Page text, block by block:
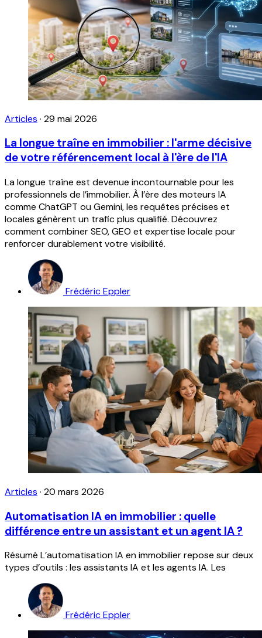
Articles · 29 mai 2026
La longue traîne en immobilier : l'arme décisive
de votre référencement local à l'ère de l'IA
La longue traîne est devenue incontournable pour les
professionnels de l’immobilier. À l’ère des moteurs IA
comme ChatGPT ou Gemini, les requêtes précises et
locales génèrent un trafic plus qualifié. Découvrez
comment combiner SEO, GEO et expertise locale pour
renforcer durablement votre visibilité.
Frédéric Eppler
Articles · 20 mars 2026
Automatisation IA en immobilier : quelle
différence entre un assistant et un agent IA ?
Résumé L’automatisation IA en immobilier repose sur deux
types d’outils : les assistants IA et les agents IA. Les
Frédéric Eppler